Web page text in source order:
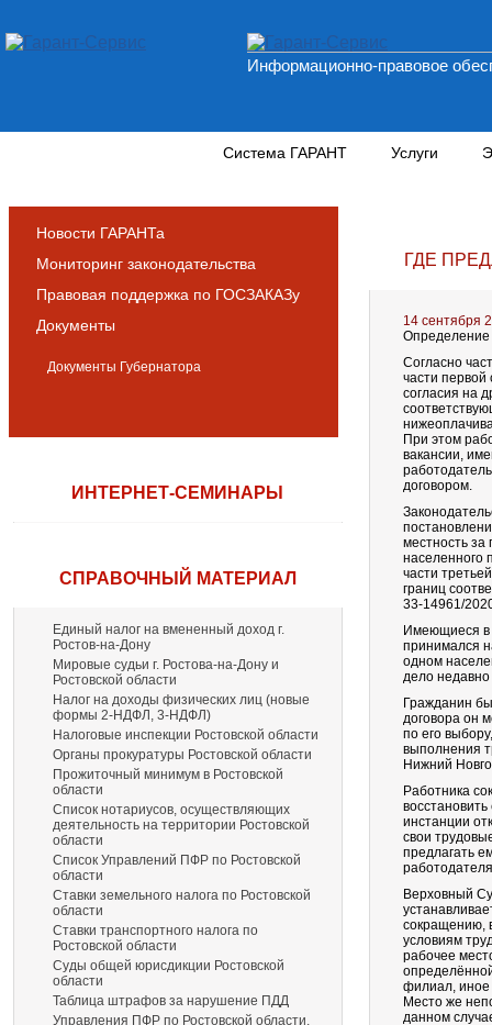
Информационно-правовое
Система ГАРАНТ Услуги
Новости ГАРАНТа
Мониторинг законодательства
Правовая поддержка по ГОСЗАКАЗу
Документы
Документы Губернатора
ИНТЕРНЕТ-СЕМИНАРЫ
СПРАВОЧНЫЙ МАТЕРИАЛ
Единый налог на вмененный доход г.
Ростов-на-Дону
Мировые судьи г. Ростова-на-Дону и
Ростовской области
Налог на доходы физических лиц (новые
формы 2-НДФЛ, 3-НДФЛ)
Налоговые инспекции Ростовской области
Органы прокуратуры Ростовской области
Прожиточный минимум в Ростовской
области
Список нотариусов, осуществляющих
деятельность на территории Ростовской
области
Список Управлений ПФР по Ростовской
области
Ставки земельного налога по Ростовской
области
Ставки транспортного налога по
Ростовской области
Суды общей юрисдикции Ростовской
области
Таблица штрафов за нарушение ПДД
Управления ПФР по Ростовской области.
ГДЕ
14 сентября
Определение
Согласно
части первой
согласия на
При этом
вакансии,
договором.
местность
населенного
части
границ
33-14961/
Имеющиеся в
принимался
одном
дело
Гражданин
договора он
по его
выполнения
Нижний
Работника
инстанции
свои
предлагать
Верховный
сокращению,
условиям
рабочее
филиал, иное
Место же
данном